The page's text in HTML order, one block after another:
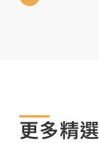
更多精